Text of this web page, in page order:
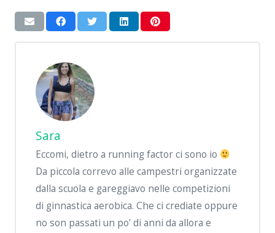
Sara
Eccomi, dietro a running factor ci sono io
Da piccola correvo alle campestri organizzate
dalla scuola e gareggiavo nelle competizioni
di ginnastica aerobica. Che ci crediate oppure
no son passati un po' di anni da allora e